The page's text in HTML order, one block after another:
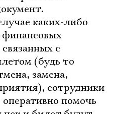
каких-либо
с
(будь то
замена,
сотрудники
оперативно помочь